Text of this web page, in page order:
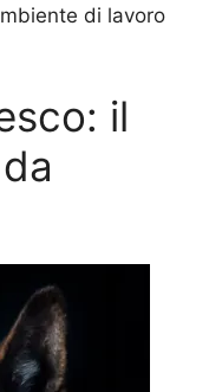
di lavoro
il